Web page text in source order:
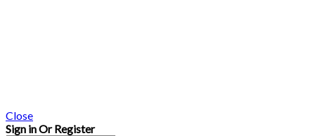
Close
Sign in Or Register